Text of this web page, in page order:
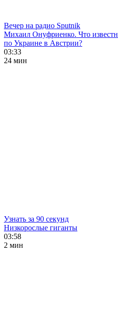
Вечер на радио Sputnik
Михаил Онуфриенко. Что
по Украине в Австрии?
03:33
24 мин
Узнать за 90 секунд
Низкорослые гиганты
03:58
2 мин